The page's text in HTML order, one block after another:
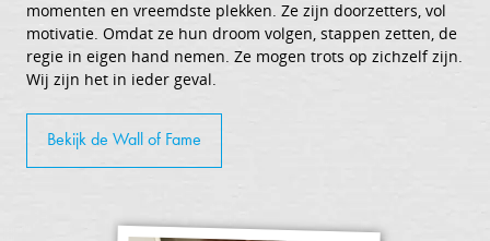
momenten en vreemdste plekken. Ze zijn doorzetters, vol
motivatie. Omdat ze hun droom volgen, stappen zetten, de
regie in eigen hand nemen. Ze mogen trots op zichzelf zijn.
Wij zijn het in ieder geval.
Bekijk de Wall of Fame